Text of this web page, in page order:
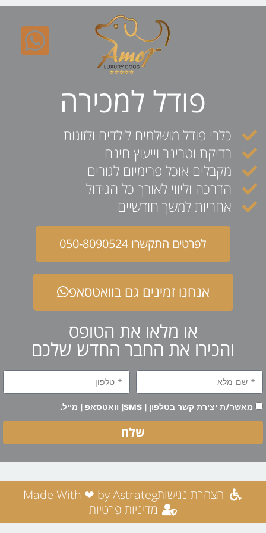
לתוכן
פודל למכירה
כלבי פודל מושלמים לילדים ולזוגות
בדיקת וטרינר וייעוץ חינם
מקבלים אוכל פרימיום לגורים
הדרכה וליווי לאורך כל הגידול
אחריות למשך חודשיים
לפרטים התקשרו 050-8090524
אנחנו זמינים גם בוואטסאפ
או מלאו את הטופס
והכירו את החבר החדש שלכם
מאשר/ת יצירת קשר בטלפון | SMS| וואטסאפ | מייל.
שלח
הצהרת נגישותMade With ❤ by Astrateg
מדיניות פרטיות